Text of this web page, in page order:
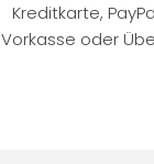
Kreditkarte,
Vorkasse oder